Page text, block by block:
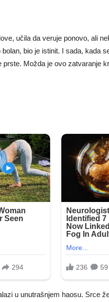
učila da veruje ponovo, ali
bio je istinit. I sada, kada
Možda je ovo zatvaranje
u unutrašnjem haosu. Srce